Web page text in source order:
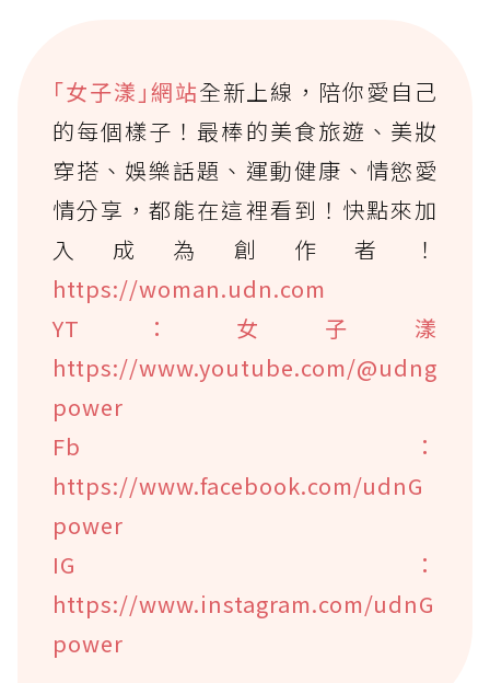
｢女子漾｣網站全新上線，陪你愛自己
的每個樣子！最棒的美食旅遊、美妝
穿搭、娛樂話題、運動健康、情慾愛
情分享，都能在這裡看到！快點來加
入成為創作者！
https://woman.udn.com
YT：女子漾
https://www.youtube.com/@udng
power
Fb：
https://www.facebook.com/udnG
power
IG：
https://www.instagram.com/udnG
power